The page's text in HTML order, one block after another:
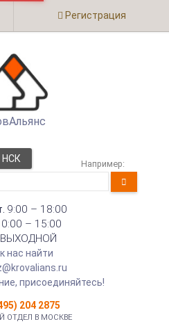
Регистрация
НСК Например:
9:00 – 18:00
– 15:00
ВЫХОДНОЙ
нас найти
присоединяйтесь!
204 2875
ОТДЕЛ В МОСКВЕ